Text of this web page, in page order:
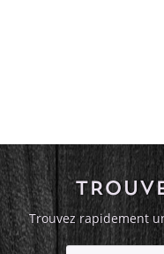
Trouvez rapidement